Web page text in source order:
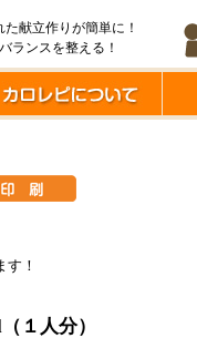
献立作りが簡単に！
ランスを整える！
！
（１人分）